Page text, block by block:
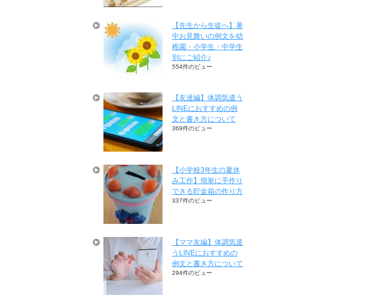
【先生から生徒へ】暑
中お見舞いの例文を幼
稚園・小学生・中学生
別にご紹介♪
554件のビュー
【友達編】体調気遣う
LINEにおすすめの例
文と書き方について
369件のビュー
【小学校3年生の夏休
み工作】簡単に手作り
できる貯金箱の作り方
337件のビュー
【ママ友編】体調気遣
うLINEにおすすめの
例文と書き方について
294件のビュー